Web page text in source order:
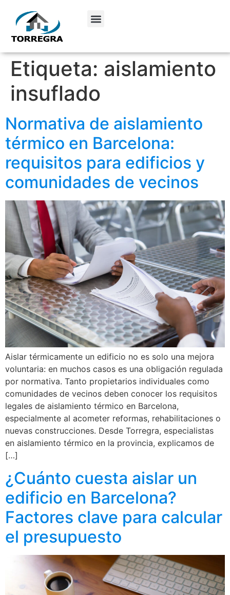
Etiqueta: aislamiento
insuflado
Normativa de aislamiento
térmico en Barcelona:
requisitos para edificios y
comunidades de vecinos
Aislar térmicamente un edificio no es solo una mejora
voluntaria: en muchos casos es una obligación regulada
por normativa. Tanto propietarios individuales como
comunidades de vecinos deben conocer los requisitos
legales de aislamiento térmico en Barcelona,
especialmente al acometer reformas, rehabilitaciones o
nuevas construcciones. Desde Torregra, especialistas
en aislamiento térmico en la provincia, explicamos de
[…]
¿Cuánto cuesta aislar un
edificio en Barcelona?
Factores clave para calcular
el presupuesto